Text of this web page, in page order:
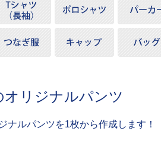
オリジナルパンツ
ナルパンツを1枚から作成します！